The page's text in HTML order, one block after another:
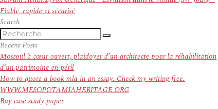
l’article suivant :
Fiable, rapide et sécurisé
Search
Recherche
pour
:
Recherche
Recent Posts
Mossoul à cœur ouvert, plaidoyer d’un architecte pour la réhabilitation
d’un patrimoine en péril
How to quote a book mla in an essay. Check my writing free.
WWW.MESOPOTAMIAHERITAGE.ORG
Buy case study paper